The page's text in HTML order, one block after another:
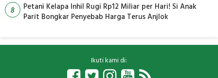
8
Petani Kelapa Inhil Rugi Rp12 Miliar per Hari! Si Anak
Parit Bongkar Penyebab Harga Terus Anjlok
Ikuti kami di: